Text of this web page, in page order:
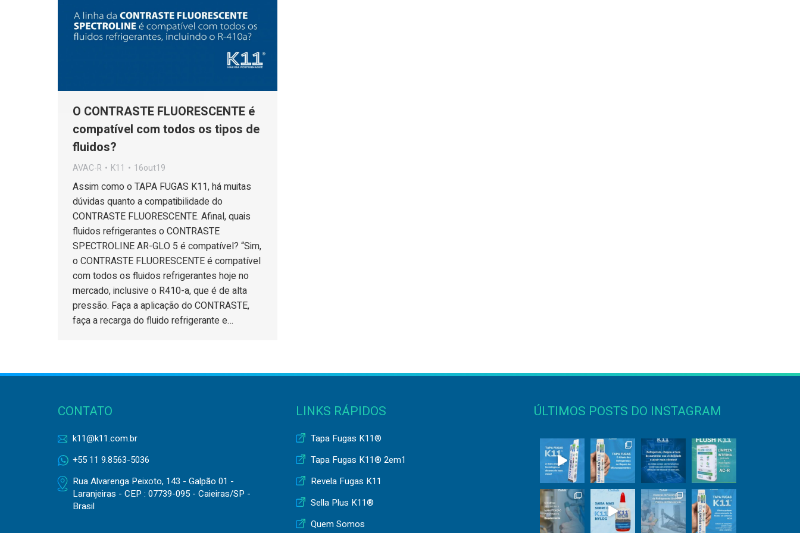
O CONTRASTE FLUORESCENTE é
compatível com todos os tipos de
fluidos?
AVAC-R K11 16out19
Assim como o TAPA FUGAS K11, há muitas
dúvidas quanto a compatibilidade do
CONTRASTE FLUORESCENTE. Afinal, quais
fluidos refrigerantes o CONTRASTE
SPECTROLINE AR-GLO 5 é compatível? “Sim,
o CONTRASTE FLUORESCENTE é compatível
com todos os fluidos refrigerantes hoje no
mercado, inclusive o R410-a, que é de alta
pressão. Faça a aplicação do CONTRASTE,
faça a recarga do fluido refrigerante e…
CONTATO
k11@k11.com.br
+55 11 9.8563-5036
Rua Alvarenga Peixoto, 143 - Galpão 01 -
Laranjeiras - CEP : 07739-095 - Caieiras/SP -
Brasil
LINKS RÁPIDOS
Tapa Fugas K11®
Tapa Fugas K11® 2em1
Revela Fugas K11
Sella Plus K11®
Quem Somos
ÚLTIMOS POSTS DO INSTAGRAM